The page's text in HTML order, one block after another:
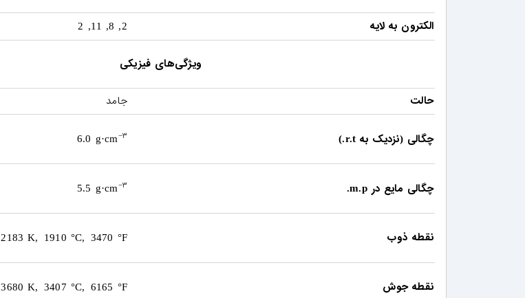
الکترون به لایه 2, 8, 11, 2
ویژگی‌های فیزیکی
حالت جامد
چگالی(نزدیک به r.t.)
6.0 g·cm−۳
چگالی مایع درm.p.
5.5 g·cm−۳
نقطه ذوب 2183 K, 1910 °C, 3470 °F
نقطه جوش 3680 K, 3407 °C, 6165 °F